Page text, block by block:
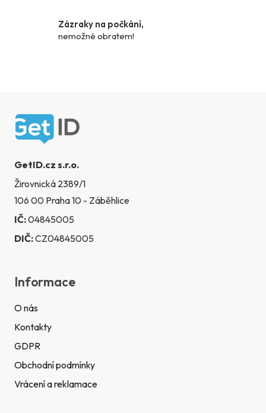
p
i
Zázraky na počkání,
nemožné obratem!
Zápatí
GetID.cz s.r.o.
Žirovnická 2389/1
106 00 Praha 10 - Záběhlice
IČ:04845005
DIČ:CZ04845005
Informace
O nás
Kontakty
GDPR
Obchodní podmínky
Vrácení a reklamace